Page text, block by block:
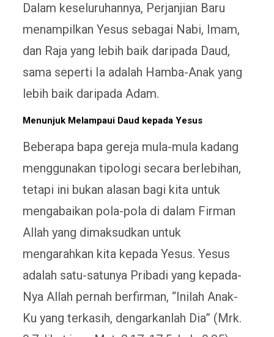
Dalam keseluruhannya, Perjanjian Baru
menampilkan Yesus sebagai Nabi, Imam,
dan Raja yang lebih baik daripada Daud,
sama seperti Ia adalah Hamba-Anak yang
lebih baik daripada Adam.
Menunjuk Melampaui Daud kepada Yesus
Beberapa bapa gereja mula-mula kadang
menggunakan tipologi secara berlebihan,
tetapi ini bukan alasan bagi kita untuk
mengabaikan pola-pola di dalam Firman
Allah yang dimaksudkan untuk
mengarahkan kita kepada Yesus. Yesus
adalah satu-satunya Pribadi yang kepada-
Nya Allah pernah berfirman, “Inilah Anak-
Ku yang terkasih, dengarkanlah Dia” (Mrk.